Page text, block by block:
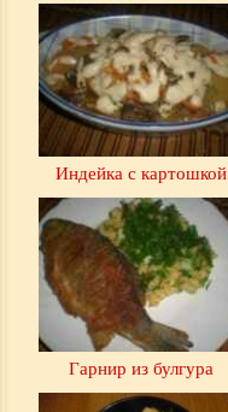
Индейка с картошкой
Гарнир из булгура